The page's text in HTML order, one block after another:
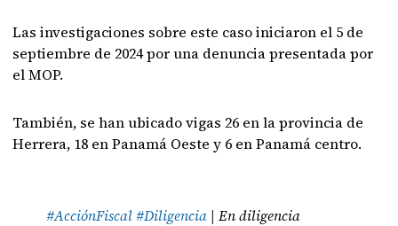
Las investigaciones sobre este caso iniciaron el 5 de
septiembre de 2024 por una denuncia presentada por
el MOP.
También, se han ubicado vigas 26 en la provincia de
Herrera, 18 en Panamá Oeste y 6 en Panamá centro.
#AcciónFiscal#Diligencia | En diligencia